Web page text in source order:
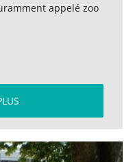
appelé zoo